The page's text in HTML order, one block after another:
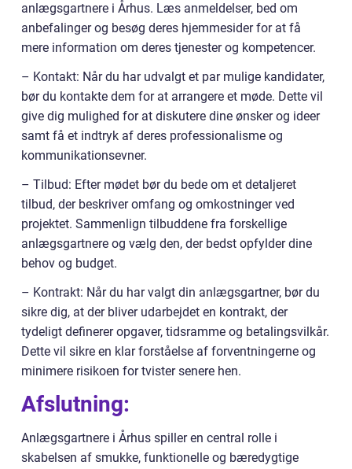
anlægsgartnere i Århus. Læs anmeldelser, bed om
anbefalinger og besøg deres hjemmesider for at få
mere information om deres tjenester og kompetencer.
– Kontakt: Når du har udvalgt et par mulige kandidater,
bør du kontakte dem for at arrangere et møde. Dette vil
give dig mulighed for at diskutere dine ønsker og ideer
samt få et indtryk af deres professionalisme og
kommunikationsevner.
– Tilbud: Efter mødet bør du bede om et detaljeret
tilbud, der beskriver omfang og omkostninger ved
projektet. Sammenlign tilbuddene fra forskellige
anlægsgartnere og vælg den, der bedst opfylder dine
behov og budget.
– Kontrakt: Når du har valgt din anlægsgartner, bør du
sikre dig, at der bliver udarbejdet en kontrakt, der
tydeligt definerer opgaver, tidsramme og betalingsvilkår.
Dette vil sikre en klar forståelse af forventningerne og
minimere risikoen for tvister senere hen.
Afslutning:
Anlægsgartnere i Århus spiller en central rolle i
skabelsen af smukke, funktionelle og bæredygtige